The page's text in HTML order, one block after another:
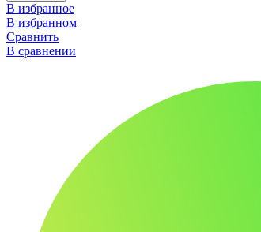
В избранное
В избранном
Сравнить
В сравнении